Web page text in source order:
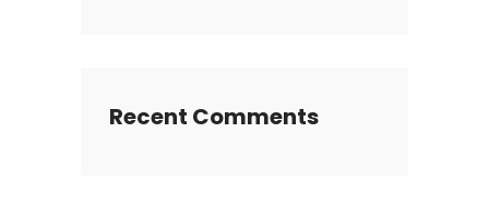
Recent Comments